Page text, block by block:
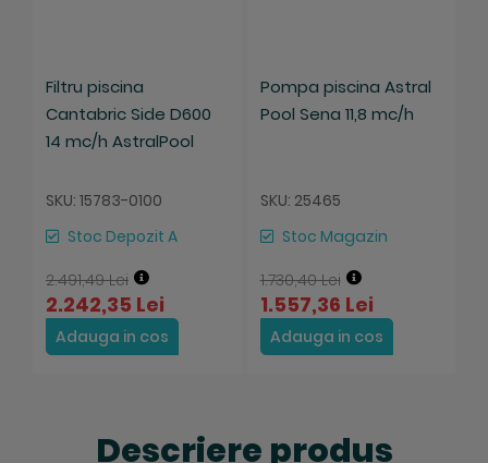
Filtru piscina
Cantabric Side D600
14 mc/h AstralPool
SKU: 15783-0100
Stoc Depozit A
2.491,49 Lei
2.242,35 Lei
Adauga in cos
Pompa piscina Astral
Pool Sena 11,8 mc/h
SKU: 25465
Stoc Magazin
1.730,40 Lei
1.557,36 Lei
Adauga in cos
Descriere produs